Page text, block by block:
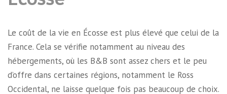
Le coût de la vie en Écosse est plus élevé que celui de la
France. Cela se vérifie notamment au niveau des
hébergements, où les B&B sont assez chers et le peu
d’offre dans certaines régions, notamment le Ross
Occidental, ne laisse quelque fois pas beaucoup de choix.